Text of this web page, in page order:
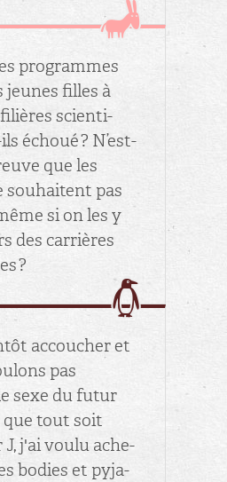
pro­grammes
filles à
scien­ti­
échoué ? N’est-
que les
sou­haitent pas
si on les y
des car­rières
?
ac­cou­cher et
pas
sexe du futur
que tout soit
J, j'ai voulu ache­
bo­dies et py­ja­